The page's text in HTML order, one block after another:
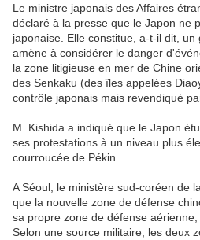
Le ministre japonais des Affaires
déclaré à la presse que le Japon ne
japonaise. Elle constitue, a-t-il dit,
amène à considérer le danger
la zone litigieuse en mer de Chine
des Senkaku (des îles appelées
contrôle japonais mais revendiqué
M. Kishida a indiqué que le Japon
ses protestations à un niveau plus
courroucée de Pékin.
A Séoul, le ministère sud-coréen de
que la nouvelle zone de défense
sa propre zone de défense
Selon une source militaire, les deux